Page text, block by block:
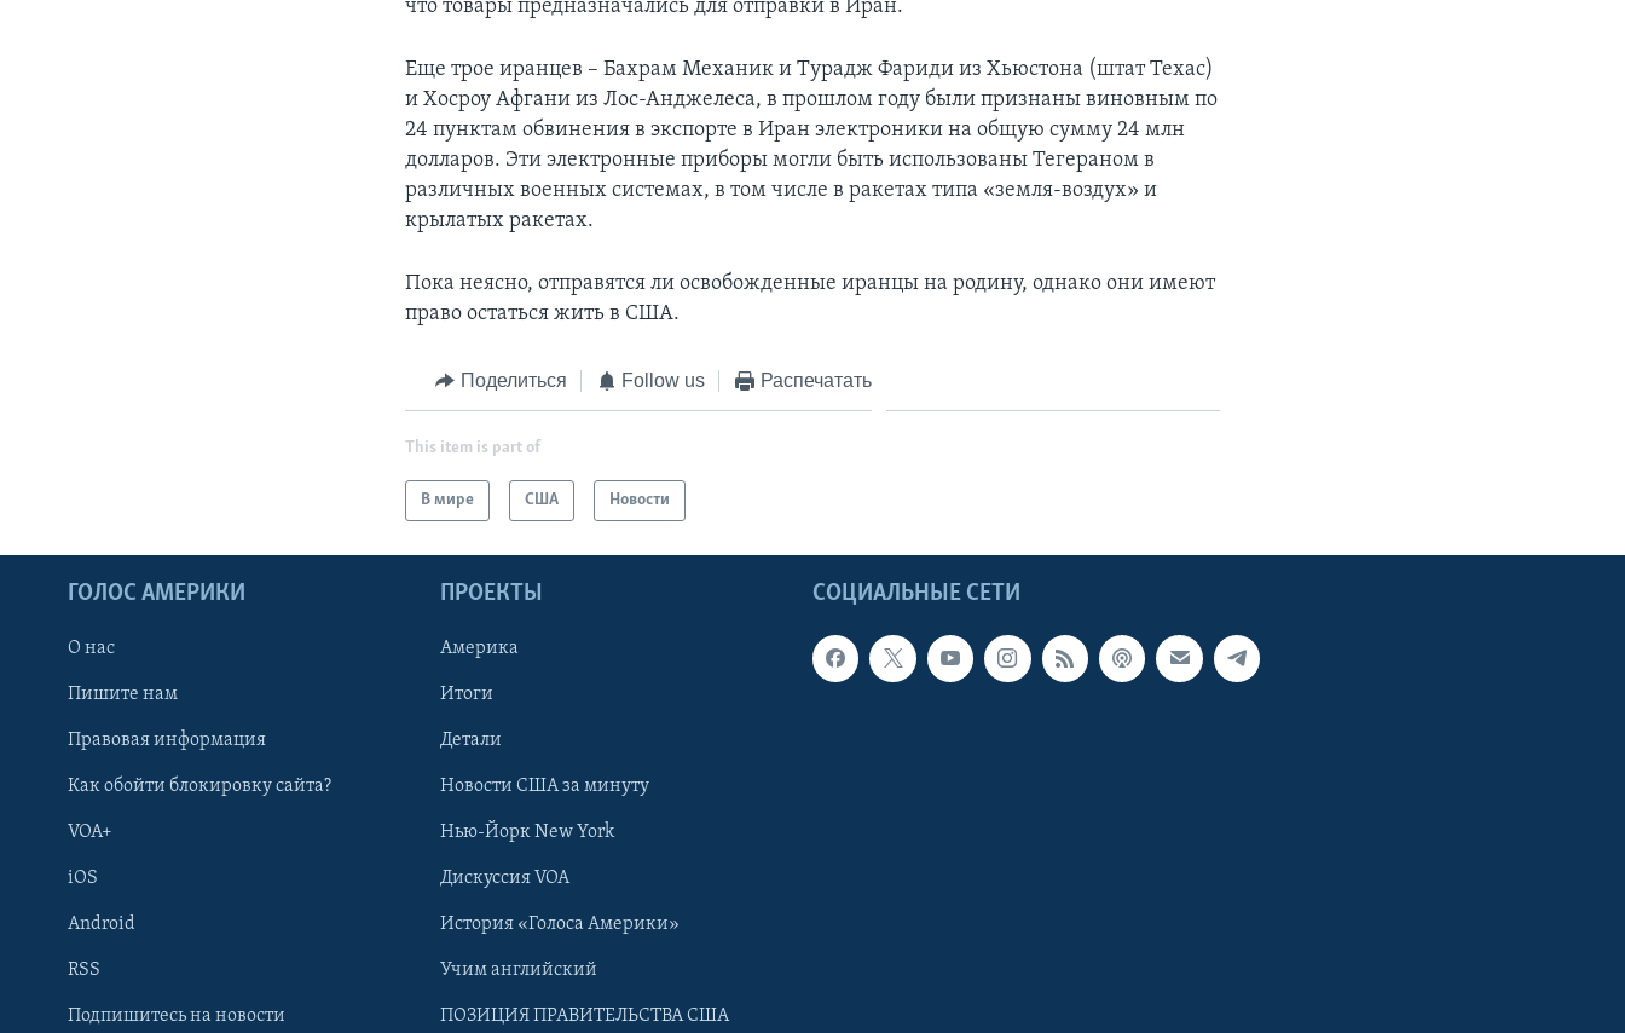
Learning English
что товары предназначались для отправки в Иран.
Еще трое иранцев – Бахрам Механик и Турадж Фариди из Хьюстона (штат Техас)
и Хосроу Афгани из Лос-Анджелеса, в прошлом году были признаны виновным по
24 пунктам обвинения в экспорте в Иран электроники на общую сумму 24 млн
долларов. Эти электронные приборы могли быть использованы Тегераном в
различных военных системах, в том числе в ракетах типа «земля-воздух» и
крылатых ракетах.
Пока неясно, отправятся ли освобожденные иранцы на родину, однако они имеют
право остаться жить в США.
Поделиться Follow us Распечатать
This item is part of
В мире США Новости
СОЦИАЛЬНЫЕ СЕТИ
ГОЛОС АМЕРИКИ
О нас
Пишите нам
Правовая информация
Как обойти блокировку сайта?
VOA+
iOS
Android
RSS
Подпишитесь на новости
ПРОЕКТЫ
Америка
Итоги
Детали
Новости США за минуту
Нью-Йорк New York
Дискуссия VOA
История «Голоса Америки»
Учим английский
ПОЗИЦИЯ ПРАВИТЕЛЬСТВА США